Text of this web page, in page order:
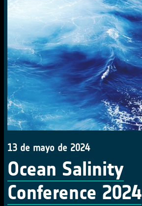
13 de mayo de 2024
Ocean Salinity
Conference 2024